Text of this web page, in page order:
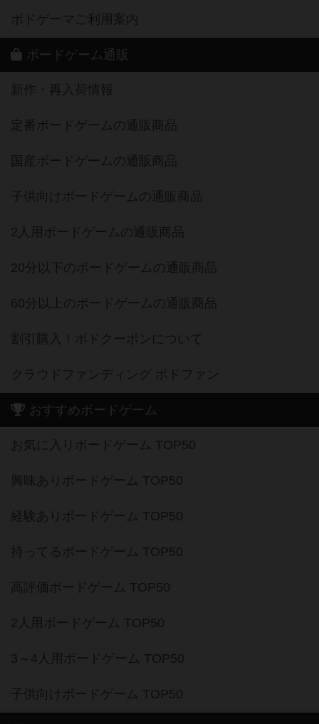
ボドゲーマご利用案内
ボードゲーム通販
新作・再入荷情報
定番ボードゲームの通販商品
国産ボードゲームの通販商品
子供向けボードゲームの通販商品
2人用ボードゲームの通販商品
20分以下のボードゲームの通販商品
60分以上のボードゲームの通販商品
割引購入！ボドクーポンについて
クラウドファンディング ボドファン
おすすめボードゲーム
お気に入りボードゲーム TOP50
興味ありボードゲーム TOP50
経験ありボードゲーム TOP50
持ってるボードゲーム TOP50
高評価ボードゲーム TOP50
2人用ボードゲーム TOP50
3～4人用ボードゲーム TOP50
子供向けボードゲーム TOP50